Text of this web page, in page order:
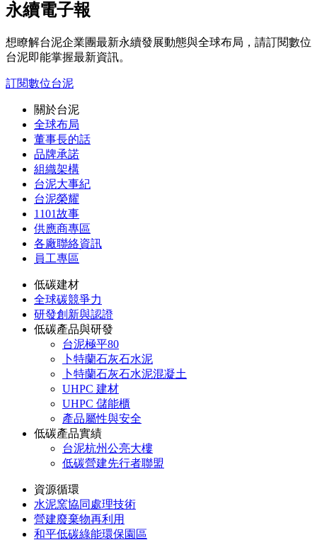
永續電子報
想瞭解台泥企業團最新永續發展動態與全球布局，請訂閱數位
台泥即能掌握最新資訊。
訂閱數位台泥
關於台泥
全球布局
董事長的話
品牌承諾
組織架構
台泥大事紀
台泥榮耀
1101故事
供應商專區
各廠聯絡資訊
員工專區
低碳建材
全球碳競爭力
研發創新與認證
低碳產品與研發
台泥極平80
卜特蘭石灰石水泥
卜特蘭石灰石水泥混凝土
UHPC 建材
UHPC 儲能櫃
產品屬性與安全
低碳產品實績
台泥杭州公亮大樓
低碳營建先行者聯盟
資源循環
水泥窯協同處理技術
營建廢棄物再利用
和平低碳綠能環保園區